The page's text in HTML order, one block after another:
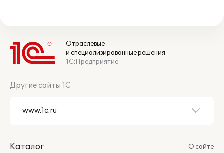
Отраслевые
и специализированные решения
1С:Предприятие
Другие сайты 1С
Каталог
О сайте